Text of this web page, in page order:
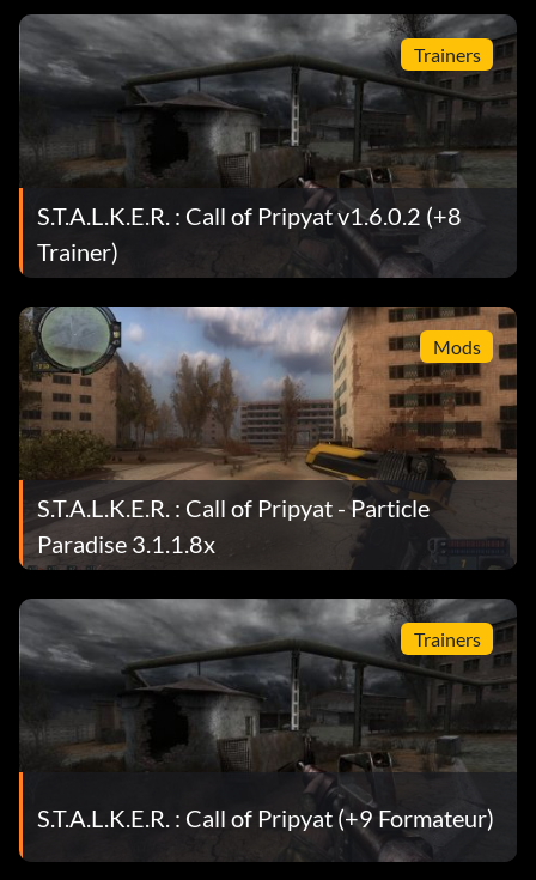
Trainers
S.T.A.L.K.E.R. : Call of Pripyat v1.6.0.2 (+8
Trainer)
Mods
S.T.A.L.K.E.R. : Call of Pripyat - Particle
Paradise 3.1.1.8x
Trainers
S.T.A.L.K.E.R. : Call of Pripyat (+9 Formateur)